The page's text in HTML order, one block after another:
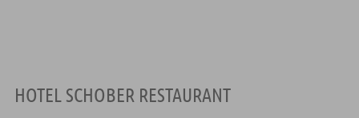
HOTEL SCHOBER RESTAURANT